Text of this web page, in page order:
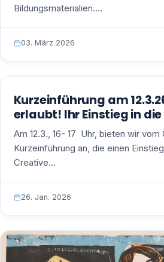
Bildungsmaterialien.…
03. März 2026
Kurzeinführung am
erlaubt! Ihr Einstieg in die
Am 12.3., 16- 17 Uhr, bieten wir vom
Kurzeinführung an, die einen
Creative…
26. Jan. 2026